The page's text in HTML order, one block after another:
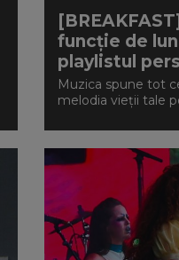
funcție de
playlistul
Muzica spune tot
melodia vieții tale